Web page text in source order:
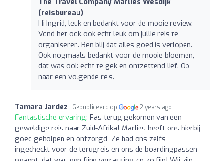
(reisbureau)
Hi Ingrid, leuk en bedankt voor de mooie review.
Vond het ook ook echt leuk om jullie reis te
organiseren. Ben blij dat alles goed is verlopen.
Ook nogmaals bedankt voor de mooie bloemen,
dat was ook echt te gek en ontzettend lief. Op
naar een volgende reis.
Tamara Jardez Gepubliceerd op 2 years ago
Fantastische ervaring: Pas terug gekomen van een
geweldige reis naar Zuid-Afrika! Marlies heeft ons hierbij
goed geholpen en ontzorgd! Ze had ons zelfs
ingecheckt voor de terugreis en ons de boardingpassen